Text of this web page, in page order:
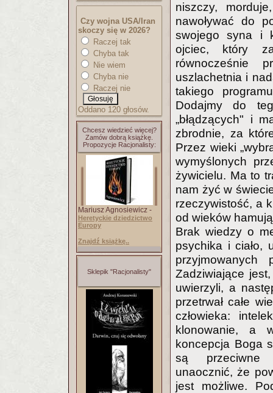
Czy wojna USA/Iran
skoczy się w 2026?
Raczej tak
Chyba tak
Nie wiem
Chyba nie
Raczej nie
Oddano 120 głosów.
Chcesz wiedzieć więcej?
Zamów dobrą książkę.
Propozycje Racjonalisty:
Mariusz Agnosiewicz -
Heretyckie dziedzictwo
Europy
Znajdź książkę..
Sklepik "Racjonalisty"
niszczy,
nawoływać do
swojego syna i
ojciec, który
równocześnie
uszlachetnia i
takiego
Dodajmy do
„błądzących" i
zbrodnie, za
Przez wieki
wymyślonych
żywicielu. Ma to
nam żyć w
rzeczywistość, a
od wieków
Brak wiedzy o
psychika i ciało,
przyjmowanych
Zadziwiające
uwierzyli, a
przetrwał całe
człowieka:
klonowanie, a
koncepcja Boga
są przeciwne
unaocznić, że
jest możliwe.